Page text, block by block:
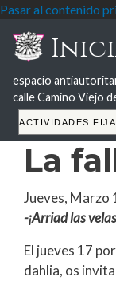
Pasar al contenido
espacio
calle Camino Viejo
Tabs
ACTIVIDADES
La
Jueves, Marzo
-¡Arriad las
El jueves 17
dahlia, os